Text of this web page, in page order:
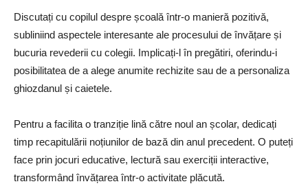
Discutați cu copilul despre școală într-o manieră pozitivă,
subliniind aspectele interesante ale procesului de învățare și
bucuria revederii cu colegii. Implicați-l în pregătiri, oferindu-i
posibilitatea de a alege anumite rechizite sau de a personaliza
ghiozdanul și caietele.
Pentru a facilita o tranziție lină către noul an școlar, dedicați
timp recapitulării noțiunilor de bază din anul precedent. O puteți
face prin jocuri educative, lectură sau exerciții interactive,
transformând învățarea într-o activitate plăcută.